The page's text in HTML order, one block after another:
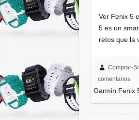
Ver Fenix 5
5 es un
retos que la
Comprar-
comentarios
Garmin Fenix